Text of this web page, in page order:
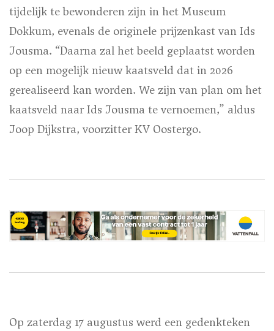
tijdelijk te bewonderen zijn in het Museum
Dokkum, evenals de originele prijzenkast van Ids
Jousma. “Daarna zal het beeld geplaatst worden
op een mogelijk nieuw kaatsveld dat in 2026
gerealiseerd kan worden. We zijn van plan om het
kaatsveld naar Ids Jousma te vernoemen,” aldus
Joop Dijkstra, voorzitter KV Oostergo.
Op zaterdag 17 augustus werd een gedenkteken